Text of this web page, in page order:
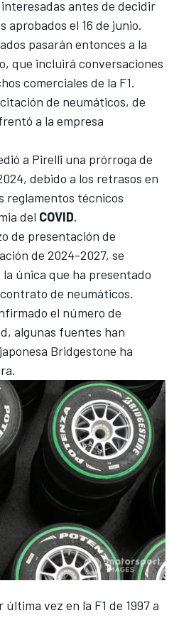
antes de decidir
aprobados el 16 de junio.
pasarán entonces a la
que incluirá conversaciones
comerciales de la F1.
de neumáticos, de
a la empresa
a Pirelli una prórroga de
debido a los retrasos en
reglamentos técnicos
del COVID.
de presentación de
de 2024-2027, se
única que ha presentado
de neumáticos.
el número de
algunas fuentes han
Bridgestone ha
vez en la F1 de 1997 a